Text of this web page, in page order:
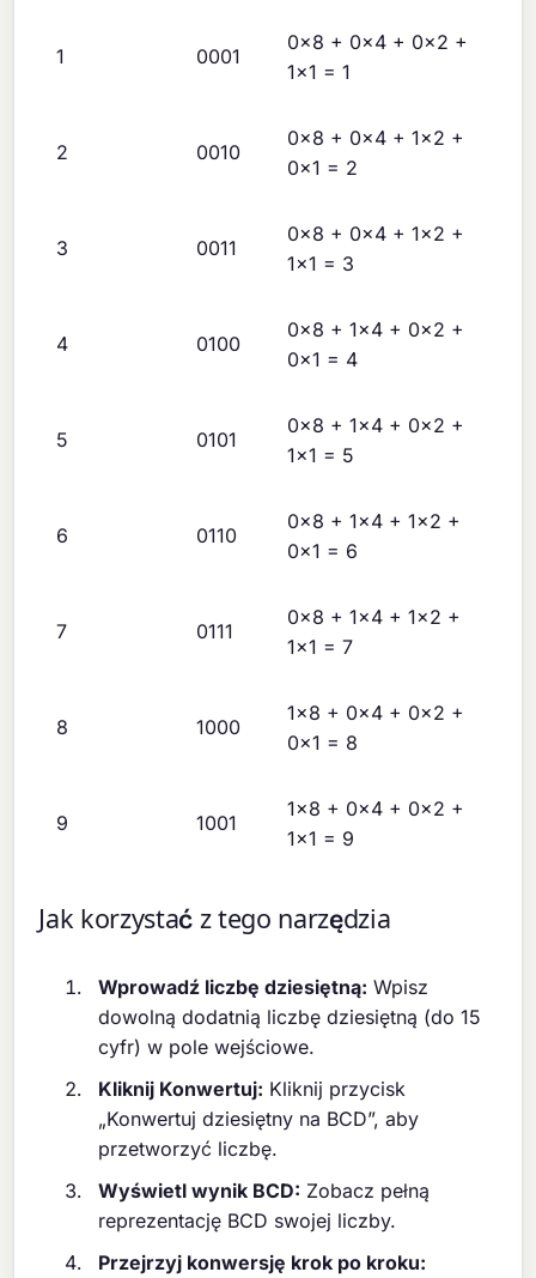
1 0001
0×8 + 0×4 + 0×2 +
1×1 = 1
2 0010
0×8 + 0×4 + 1×2 +
0×1 = 2
3 0011
0×8 + 0×4 + 1×2 +
1×1 = 3
4 0100
0×8 + 1×4 + 0×2 +
0×1 = 4
5 0101
0×8 + 1×4 + 0×2 +
1×1 = 5
6 0110
0×8 + 1×4 + 1×2 +
0×1 = 6
7 0111
0×8 + 1×4 + 1×2 +
1×1 = 7
8 1000
1×8 + 0×4 + 0×2 +
0×1 = 8
9 1001
1×8 + 0×4 + 0×2 +
1×1 = 9
Jak korzystać z tego narzędzia
Wprowadź liczbę dziesiętną: Wpisz
dowolną dodatnią liczbę dziesiętną (do 15
cyfr) w pole wejściowe.
Kliknij Konwertuj: Kliknij przycisk
„Konwertuj dziesiętny na BCD”, aby
przetworzyć liczbę.
Wyświetl wynik BCD: Zobacz pełną
reprezentację BCD swojej liczby.
Przejrzyj konwersję krok po kroku: